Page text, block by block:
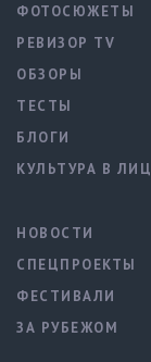
ФОТОСЮЖЕТЫ
РЕВИЗОР TV
ОБЗОРЫ
ТЕСТЫ
БЛОГИ
КУЛЬТУРА В
НОВОСТИ
СПЕЦПРОЕКТЫ
ФЕСТИВАЛИ
ЗА РУБЕЖОМ